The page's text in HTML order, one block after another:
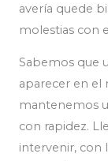
avería quede
molestias con
Sabemos que
aparecer en
mantenemos
con rapidez.
intervenir, con